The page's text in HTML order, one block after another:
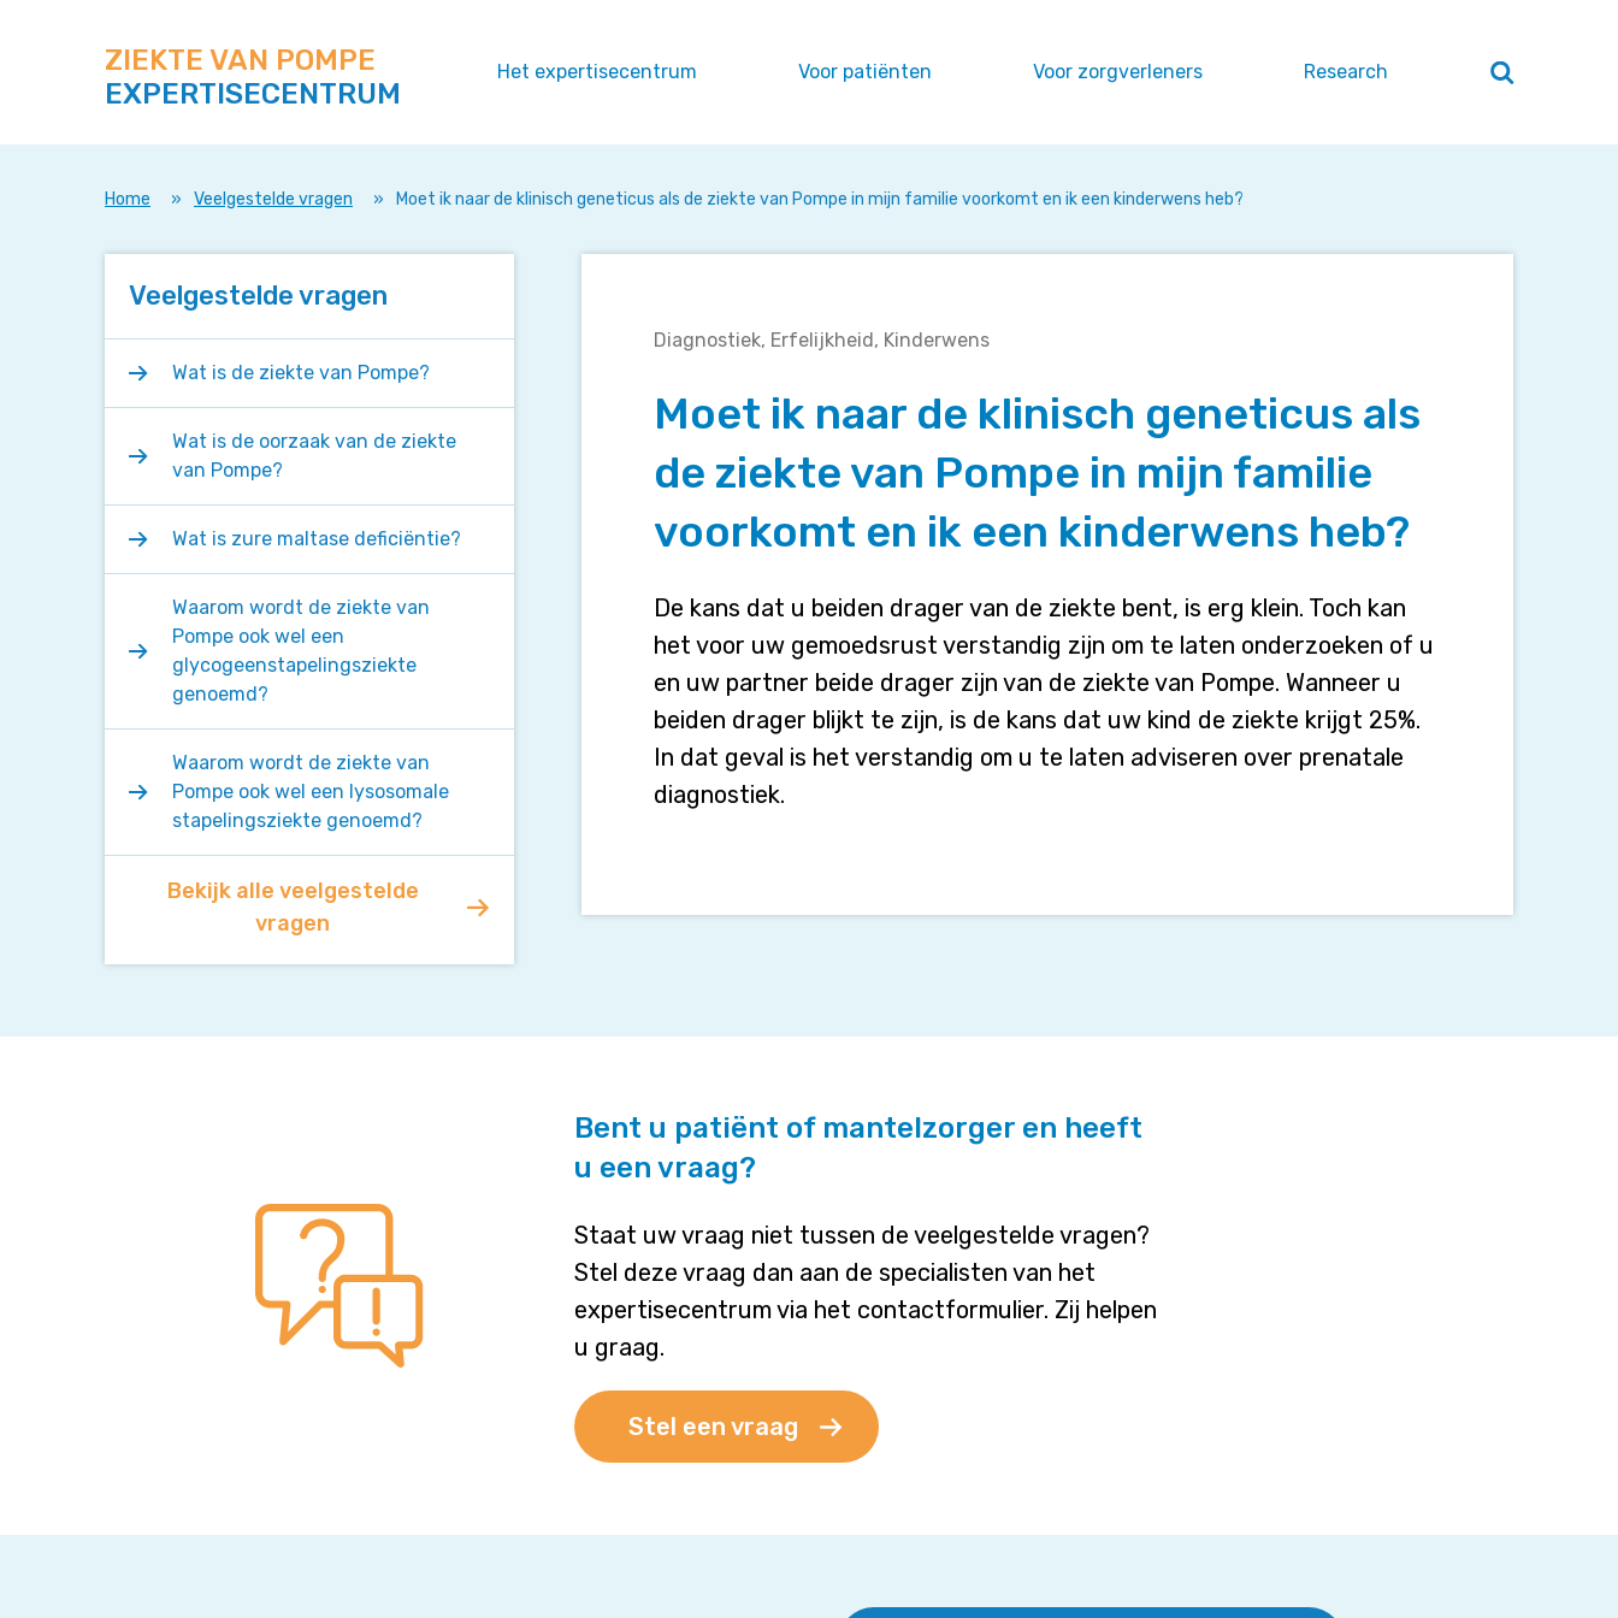
naar
content
deze
site
ZIEKTE VAN POMPE
EXPERTISECENTRUM
Het expertisecentrum Voor patiënten Voor zorgverleners Research Zoeken
sluiten
Home » Veelgestelde vragen » Moet ik naar de klinisch geneticus als de ziekte van Pompe in mijn familie voorkomt en ik een kinderwens heb?
Moet
naar
de
klinisch
geneticus
de
van
in
mijn
familie
voorkomt
en
ik
Diagnostiek Erfelijkheid Kinderwens
Moet ik naar de klinisch geneticus als
de ziekte van Pompe in mijn familie
voorkomt en ik een kinderwens heb?
De kans dat u beiden drager van de ziekte bent, is erg klein. Toch kan
het voor uw gemoedsrust verstandig zijn om te laten onderzoeken of u
en uw partner beide drager zijn van de ziekte van Pompe. Wanneer u
beiden drager blijkt te zijn, is de kans dat uw kind de ziekte krijgt 25%.
In dat geval is het verstandig om u te laten adviseren over prenatale
diagnostiek.
Veelgestelde vragen
Wat is de ziekte van Pompe?
Wat is de oorzaak van de ziekte
van Pompe?
Wat is zure maltase deficiëntie?
Waarom wordt de ziekte van
Pompe ook wel een
glycogeenstapelingsziekte
genoemd?
Waarom wordt de ziekte van
Pompe ook wel een lysosomale
stapelingsziekte genoemd?
Bekijk alle veelgestelde
vragen
Bent u patiënt of mantelzorger en heeft
u een vraag?
Staat uw vraag niet tussen de veelgestelde vragen?
Stel deze vraag dan aan de specialisten van het
expertisecentrum via het contactformulier. Zij helpen
u graag.
Stel een vraag